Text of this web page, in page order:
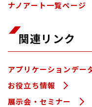
ナノアート一覧ページ
関連リンク
アプリケーションデー
お役立ち情報
展示会・セミナー